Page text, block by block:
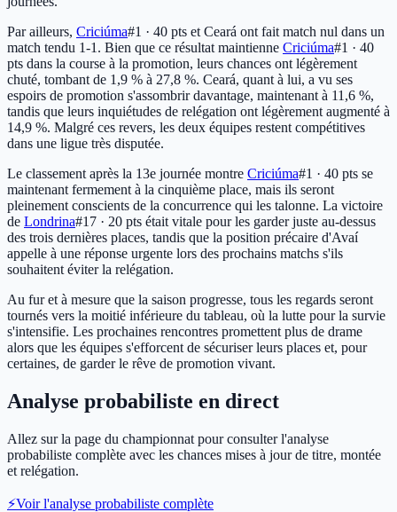
Par ailleurs, Criciúma#1 · 40 pts et Ceará ont fait match nul dans un
match tendu 1-1. Bien que ce résultat maintienne Criciúma#1 · 40
pts dans la course à la promotion, leurs chances ont légèrement
chuté, tombant de 1,9 % à 27,8 %. Ceará, quant à lui, a vu ses
espoirs de promotion s'assombrir davantage, maintenant à 11,6 %,
tandis que leurs inquiétudes de relégation ont légèrement augmenté à
14,9 %. Malgré ces revers, les deux équipes restent compétitives
dans une ligue très disputée.
Le classement après la 13e journée montre Criciúma#1 · 40 pts se
maintenant fermement à la cinquième place, mais ils seront
pleinement conscients de la concurrence qui les talonne. La victoire
de Londrina#17 · 20 pts était vitale pour les garder juste au-dessus
des trois dernières places, tandis que la position précaire d'Avaí
appelle à une réponse urgente lors des prochains matchs s'ils
souhaitent éviter la relégation.
Au fur et à mesure que la saison progresse, tous les regards seront
tournés vers la moitié inférieure du tableau, où la lutte pour la survie
s'intensifie. Les prochaines rencontres promettent plus de drame
alors que les équipes s'efforcent de sécuriser leurs places et, pour
certaines, de garder le rêve de promotion vivant.
Analyse probabiliste en direct
Allez sur la page du championnat pour consulter l'analyse
probabiliste complète avec les chances mises à jour de titre, montée
et relégation.
⚡Voir l'analyse probabiliste complète